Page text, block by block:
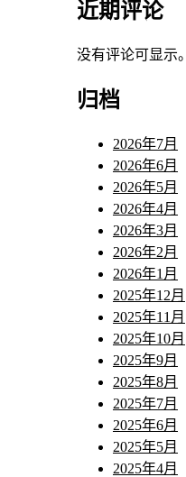
近期评论
没有评论可显示。
归档
2026年7月
2026年6月
2026年5月
2026年4月
2026年3月
2026年2月
2026年1月
2025年12月
2025年11月
2025年10月
2025年9月
2025年8月
2025年7月
2025年6月
2025年5月
2025年4月